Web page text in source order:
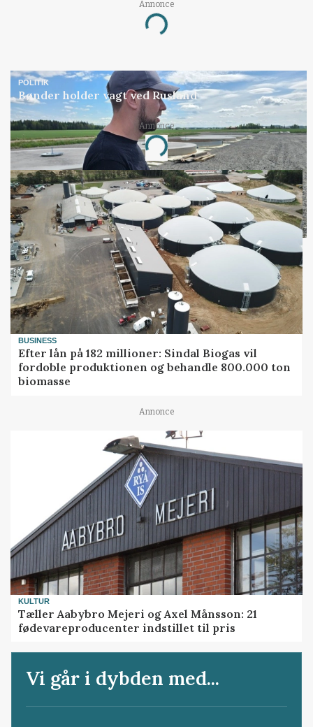
Annonce
Loading...
POLITIK
Bønder holder vagt ved Rusland
Annonce
Loading...
BUSINESS
Efter lån på 182 millioner: Sindal Biogas vil
fordoble produktionen og behandle 800.000 ton
biomasse
Annonce
KULTUR
Tæller Aabybro Mejeri og Axel Månsson: 21
fødevareproducenter indstillet til pris
Vi går i dybden med...